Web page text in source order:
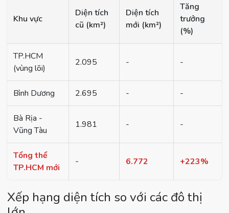
Khu vực
Diện tích
cũ (km²)
Diện tích
mới (km²)
Tăng
trưởng
(%)
TP.HCM
(vùng lõi)
2.095 - -
Bình Dương 2.695 - -
Bà Rịa -
Vũng Tàu
1.981 - -
Tổng thể
TP.HCM mới
- 6.772 +223%
Xếp hạng diện tích so với các đô thị